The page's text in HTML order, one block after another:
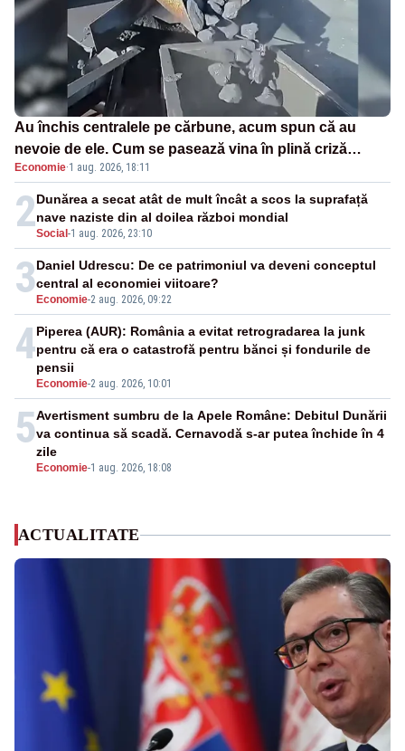
Au închis centralele pe cărbune, acum spun că au
nevoie de ele. Cum se pasează vina în plină criză
energetică
Economie·1 aug. 2026, 18:11
2Social -1 aug. 2026, 23:10
Dunărea a secat atât de mult încât a scos la suprafață
nave naziste din al doilea război mondial
3 Economie-2 aug. 2026, 09:22
Daniel Udrescu: De ce patrimoniul va deveni conceptul
central al economiei viitoare?
4
Economie-2 aug. 2026, 10:01
Piperea (AUR): România a evitat retrogradarea la junk
pentru că era o catastrofă pentru bănci și fondurile de
pensii
5
Economie-1 aug. 2026, 18:08
Avertisment sumbru de la Apele Române: Debitul Dunării
va continua să scadă. Cernavodă s-ar putea închide în 4
zile
ACTUALITATE